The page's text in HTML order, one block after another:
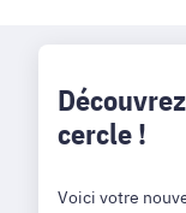
cercle !
Voici votre